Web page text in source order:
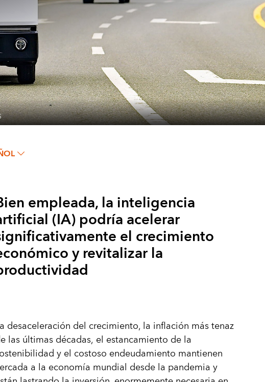
empleada, la inteligencia
(IA) podría acelerar
el crecimiento
y revitalizar la
desaceleración del crecimiento, la inflación más tenaz
las últimas décadas, el estancamiento de la
y el costoso endeudamiento mantienen
a la economía mundial desde la pandemia y